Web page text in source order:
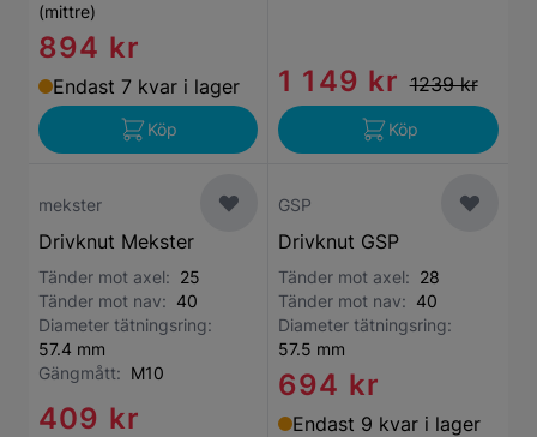
(mittre)
894 kr
Endast 7 kvar i lager
Köp
1 149 kr 1239 kr
Köp
mekster
Drivknut Mekster
Tänder mot axel: 25
Tänder mot nav: 40
Diameter tätningsring:
57.4 mm
Gängmått: M10
409 kr
GSP
Drivknut GSP
Tänder mot axel: 28
Tänder mot nav: 40
Diameter tätningsring:
57.5 mm
694 kr
Endast 9 kvar i lager